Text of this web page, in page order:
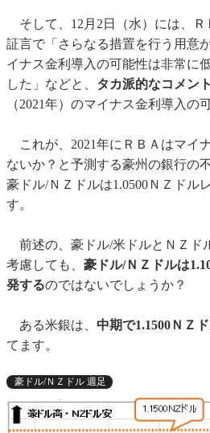
そして、12月2日（水）には、Ｒ
証言で「さらなる措置を行う用意
イナス金利導入の可能性は非常に
した」などと、 タカ派的なコメント
（2021年）のマイナス金利導入の
これが、2021年にＲＢＡはマイ
ないか？と予測する豪州の銀行の
豪ドル/ＮＺドルは1.0500ＮＺドル
す。
前述の、豪ドル/米ドルとＮＺド
考慮しても、 豪ドル/ＮＺドルは
発するのではないでしょうか？
ある米銀は、 中期で1.1500ＮＺ
てます。
豪ドル/ＮＺドル 週足